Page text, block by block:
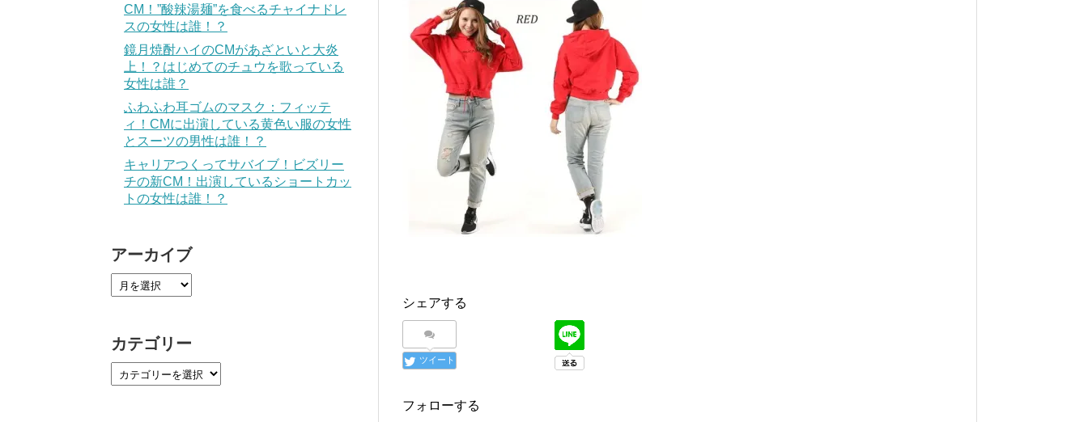
シェアする
ツイート
フォローする
CM！”酸辣湯麺”を食べるチャイナドレ
スの女性は誰！？
鏡月焼酎ハイのCMがあざといと大炎
上！？はじめてのチュウを歌っている
女性は誰？
ふわふわ耳ゴムのマスク：フィッテ
ィ！CMに出演している黄色い服の女性
とスーツの男性は誰！？
キャリアつくってサバイブ！ビズリー
チの新CM！出演しているショートカッ
トの女性は誰！？
アーカイブ
カテゴリー